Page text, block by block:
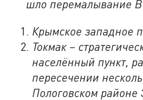
шло перемалывание
Крымское западное
Токмак –
населённый пункт,
пересечении
Пологовском районе